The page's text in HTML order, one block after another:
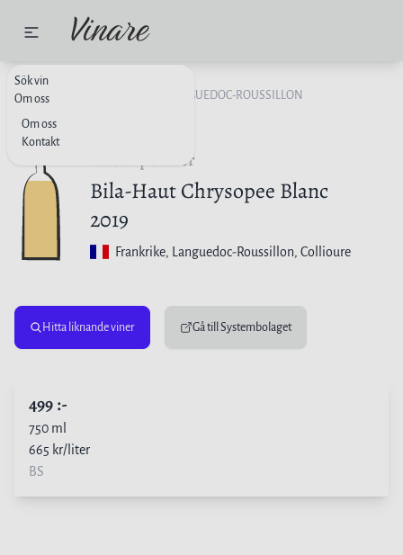
Sök vin
Om oss
Om oss
Kontakt
VITT VIN LANGUEDOC-ROUSSILLON
M.Chapoutier
Bila-Haut Chrysopee Blanc
2019
Frankrike, Languedoc-Roussillon, Collioure
Hitta liknande viner Gå till Systembolaget
499:-
750 ml
665 kr/liter
BS